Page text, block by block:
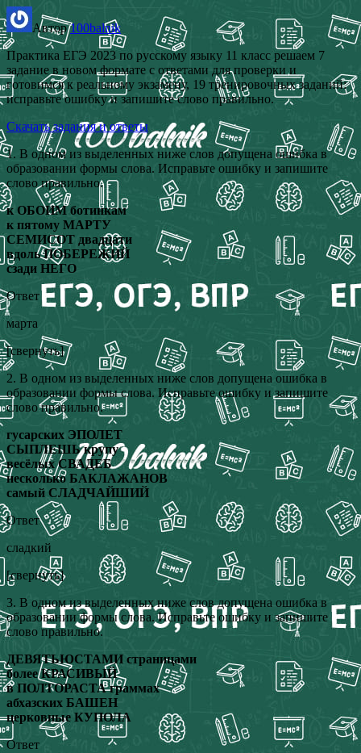
Автор100balnik
Практика ЕГЭ 2023 по русскому языку 11 класс решаем 7
задание в новом формате с ответами для проверки и
готовимся к реальному экзамену, 19 тренировочных заданий:
исправьте ошибку и запишите слово правильно.
Скачать задания и ответы
1. В одном из выделенных ниже слов допущена ошибка в
образовании формы слова. Исправьте ошибку и запишите
слово правильно.
к ОБОИМ ботинкам
к пятому МАРТУ
СЕМИСОТ двадцати
вдоль ПОБЕРЕЖИЙ
сзади НЕГО
Ответ
марта
[свернуть]
2. В одном из выделенных ниже слов допущена ошибка в
образовании формы слова. Исправьте ошибку и запишите
слово правильно.
гусарских ЭПОЛЕТ
СЫПЛЕШЬ крупу
весёлых СВАДЕБ
несколько БАКЛАЖАНОВ
самый СЛАДЧАЙШИЙ
Ответ
сладкий
[свернуть]
3. В одном из выделенных ниже слов допущена ошибка в
образовании формы слова. Исправьте ошибку и запишите
слово правильно.
ДЕВЯТЬЮСТАМИ страницами
более КРАСИВЫЙ
в ПОЛТОРАСТА граммах
абхазских БАШЕН
церковные КУПОЛА
Ответ